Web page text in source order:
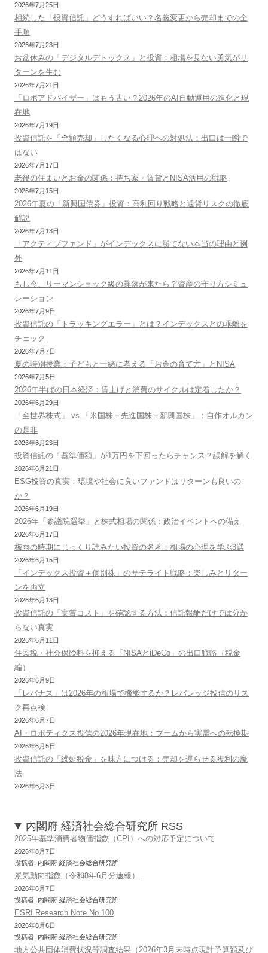
2026年7月25日
相続した「投資信託」どうすればいい？名義変更から売却までの全
手順
2026年7月23日
お盆休みの「デジタルデトックス」と投資：相場を見ない勇気がリ
ターンを生む
2026年7月21日
「ロボアドバイザー」はもう古い？2026年のAI自動運用の進化と現
在地
2026年7月19日
投資信託を「全額売却」したくなる心理への対処法：出口は一瞬で
はない
2026年7月17日
老後の住まいとお金の関係：持ち家・賃貸とNISA活用の戦略
2026年7月15日
2026年夏の「新興国債券」投資：高利回り戦略と通貨リスクの徹底
解説
2026年7月13日
「アクティブファンド」がインデックスに勝てない本当の理由と例
外
2026年7月11日
もし今、リーマンショック級の暴落が来たら？資産の守り方シミュ
レーション
2026年7月9日
投資信託の「トラッキングエラー」とは？インデックスとの乖離を
チェック
2026年7月7日
夏の特別授業：子どもと一緒に考える「お金の育て方」とNISA
2026年7月5日
2026年半ばの日本経済：賃上げと消費のサイクルは定着したか？
2026年6月29日
「全世界株式」 vs 「米国株＋先進国株＋新興国株」：自作オルカン
の是非
2026年6月23日
投資信託の「基準価額」が1万円を下回ったらチャンス？誤解を解く
2026年6月21日
ESG投資の真実：環境や社会に良いファンドはリターンも良いの
か？
2026年6月19日
2026年「参議院選挙」と株式相場の関係：政治イベントへの備え
2026年6月17日
梅雨の時期にじっくり読みたい投資の名著：相場の心理を学ぶ3選
2026年6月15日
「インデックス投資＋個別株」のサテライト戦略：楽しみとリター
ンを両立
2026年6月13日
投資信託の「実質コスト」を確認する方法：信託報酬だけでは分か
らない真実
2026年6月11日
住民税・社会保険料を抑える「NISAとiDeCo」の出口戦略（税金
編）
2026年6月9日
「レバナス」は2026年の相場で機能するか？レバレッジ投信のリス
ク再点検
2026年6月7日
AI・ロボティクス投信の2026年現在地：ブームから実需への転換期
2026年6月5日
投資信託の「繰延税金」を味方につける：売却を遅らせる複利の魔
法
2026年6月3日
内閣府 経済社会総合研究所 RSS
2025年基準消費者物価指数（CPI）への対応予定について
2026年8月7日
投稿者: 内閣府 経済社会総合研究所
景気動向指数（令和8年6月分速報）
2026年8月7日
投稿者: 内閣府 経済社会総合研究所
ESRI Research Note No.100
2026年8月6日
投稿者: 内閣府 経済社会総合研究所
地方公共団体消費状況等調査結果（2026年3月末時点現計予算額及び